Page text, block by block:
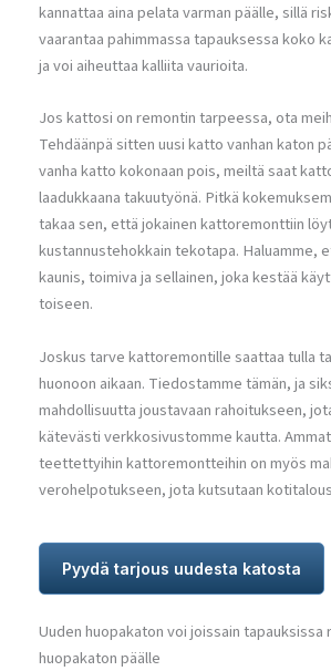
kannattaa aina pelata varman päälle, sillä
vaarantaa pahimmassa tapauksessa koko
ja voi aiheuttaa kalliita vaurioita.
Jos kattosi on remontin tarpeessa, ota
Tehdäänpä sitten uusi katto vanhan katon
vanha katto kokonaan pois, meiltä saat
laadukkaana takuutyönä. Pitkä
takaa sen, että jokainen kattoremonttiin
kustannustehokkain tekotapa. Haluamme,
kaunis, toimiva ja sellainen, joka kestää
toiseen.
Joskus tarve kattoremontille saattaa tulla
huonoon aikaan. Tiedostamme tämän, ja
mahdollisuutta joustavaan rahoitukseen,
kätevästi verkkosivustomme kautta.
teettettyihin kattoremontteihin on myös
verohelpotukseen, jota kutsutaan
Pyydä tarjous uudesta katosta
Uuden huopakaton voi joissain tapauksissa
huopakaton päälle